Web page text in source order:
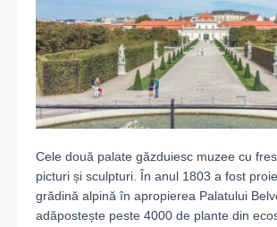
Cele două palate găzduiesc muzee cu
picturi și sculpturi. În anul 1803 a fost
grădină alpină în apropierea Palatului
adăpostește peste 4000 de plante din